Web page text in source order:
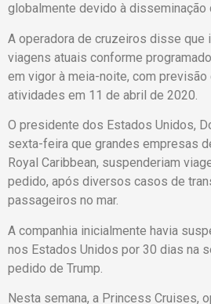
globalmente devido à disseminação
A operadora de cruzeiros disse que
viagens atuais conforme
em vigor à meia-noite, com previsão
atividades em 11 de abril de 2020.
O presidente dos Estados Unidos,
sexta-feira que grandes empresas
Royal Caribbean, suspenderiam
pedido, após diversos casos de
passageiros no mar.
A companhia inicialmente havia
nos Estados Unidos por 30 dias na
pedido de Trump.
Nesta semana, a Princess Cruises,